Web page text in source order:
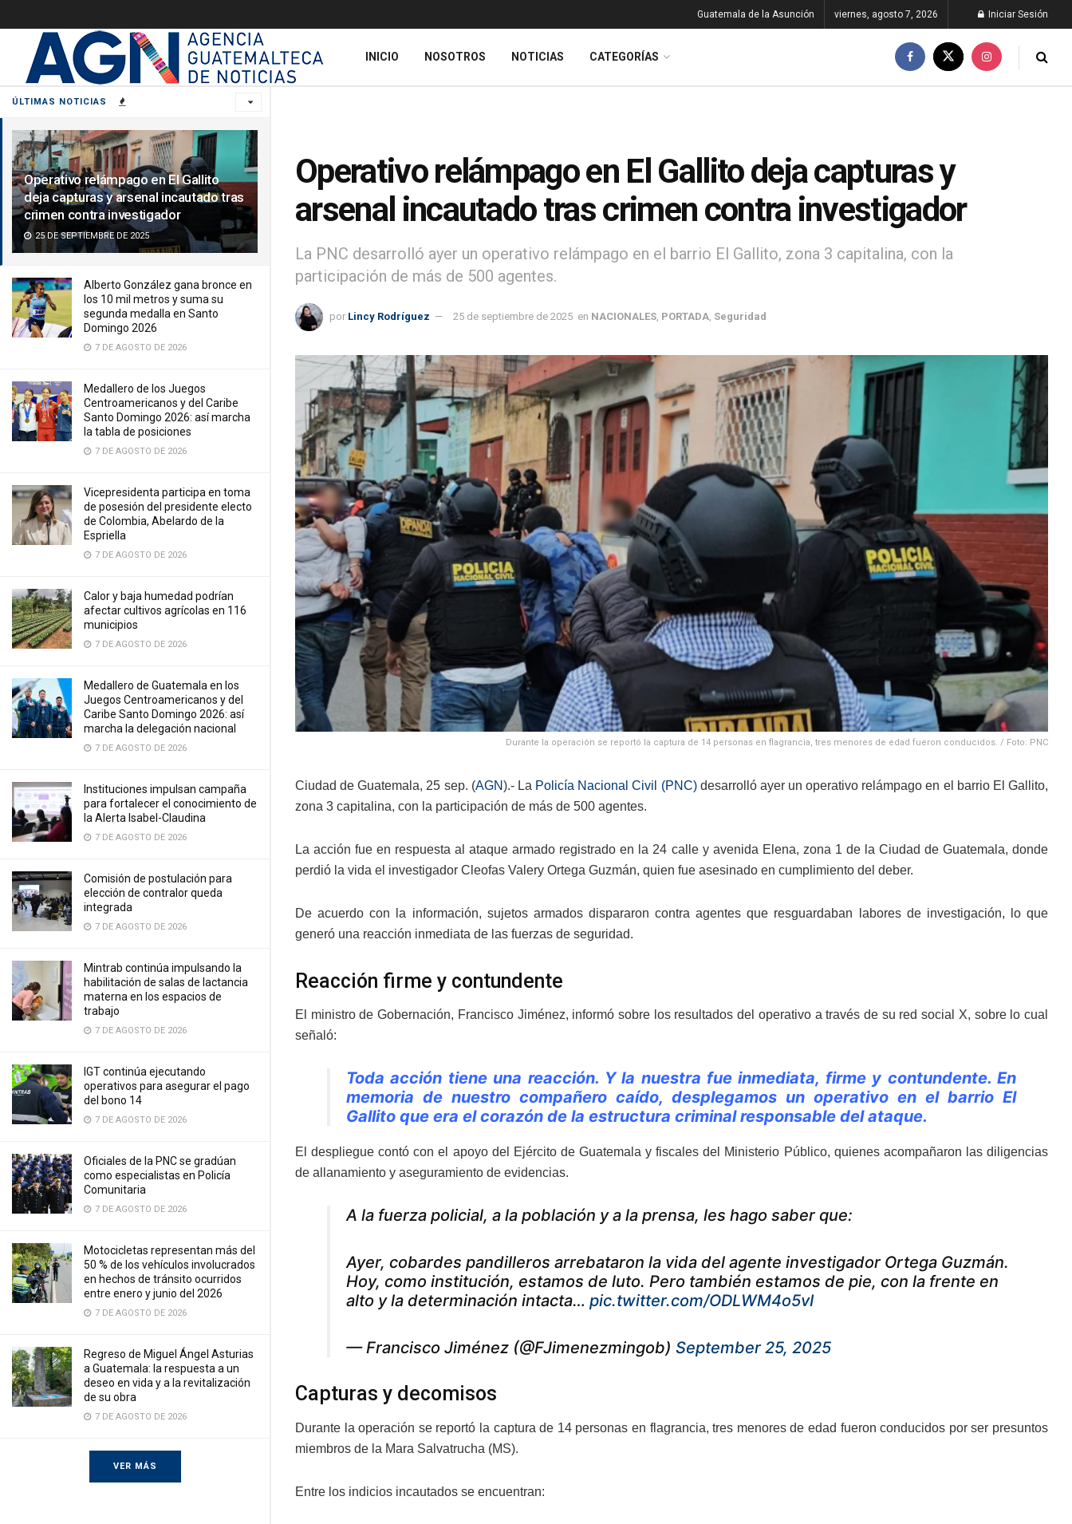
ÚLTIMAS NOTICIAS
Operativo relámpago en El Gallito
deja capturas y arsenal incautado tras
crimen contra investigador
25 DE SEPTIEMBRE DE 2025
Alberto González gana bronce en
los 10 mil metros y suma su
segunda medalla en Santo
Domingo 2026
7 DE AGOSTO DE 2026
Medallero de los Juegos
Centroamericanos y del Caribe
Santo Domingo 2026: así marcha
la tabla de posiciones
7 DE AGOSTO DE 2026
Vicepresidenta participa en toma
de posesión del presidente electo
de Colombia, Abelardo de la
Espriella
7 DE AGOSTO DE 2026
Calor y baja humedad podrían
afectar cultivos agrícolas en 116
municipios
7 DE AGOSTO DE 2026
Medallero de Guatemala en los
Juegos Centroamericanos y del
Caribe Santo Domingo 2026: así
marcha la delegación nacional
7 DE AGOSTO DE 2026
Instituciones impulsan campaña
para fortalecer el conocimiento de
la Alerta Isabel-Claudina
7 DE AGOSTO DE 2026
Comisión de postulación para
elección de contralor queda
integrada
7 DE AGOSTO DE 2026
Mintrab continúa impulsando la
habilitación de salas de lactancia
materna en los espacios de
trabajo
7 DE AGOSTO DE 2026
IGT continúa ejecutando
operativos para asegurar el pago
del bono 14
7 DE AGOSTO DE 2026
Oficiales de la PNC se gradúan
como especialistas en Policía
Comunitaria
7 DE AGOSTO DE 2026
Motocicletas representan más del
50 % de los vehículos involucrados
en hechos de tránsito ocurridos
entre enero y junio del 2026
7 DE AGOSTO DE 2026
Regreso de Miguel Ángel Asturias
a Guatemala: la respuesta a un
deseo en vida y a la revitalización
de su obra
7 DE AGOSTO DE 2026
VER MÁS
Guatemala de la Asunción viernes, agosto 7, 2026 Iniciar Sesión
INICIO NOSOTROS NOTICIAS CATEGORÍAS
Operativo relámpago en El Gallito deja capturas y
arsenal incautado tras crimen contra investigador
La PNC desarrolló ayer un operativo relámpago en el barrio El Gallito, zona 3 capitalina, con la
participación de más de 500 agentes.
por Lincy Rodríguez 25 de septiembre de 2025 en NACIONALES PORTADA Seguridad
Durante la operación se reportó la captura de 14 personas en flagrancia, tres menores de edad fueron conducidos. / Foto: PNC
Ciudad de Guatemala, 25 sep. (AGN).- La Policía Nacional Civil (PNC)desarrolló ayer un operativo relámpago en el barrio El Gallito,
zona 3 capitalina, con la participación de más de 500 agentes.
La acción fue en respuesta al ataque armado registrado en la 24 calle y avenida Elena, zona 1 de la Ciudad de Guatemala, donde
perdió la vida el investigador Cleofas Valery Ortega Guzmán, quien fue asesinado en cumplimiento del deber.
De acuerdo con la información, sujetos armados dispararon contra agentes que resguardaban labores de investigación, lo que
generó una reacción inmediata de las fuerzas de seguridad.
Reacción firme y contundente
El ministro de Gobernación, Francisco Jiménez, informó sobre los resultados del operativo a través de su red social X, sobre lo cual
señaló:
Toda acción tiene una reacción. Y la nuestra fue inmediata, firme y contundente. En
memoria de nuestro compañero caído, desplegamos un operativo en el barrio El
Gallito que era el corazón de la estructura criminal responsable del ataque.
El despliegue contó con el apoyo del Ejército de Guatemala y fiscales del Ministerio Público, quienes acompañaron las diligencias
de allanamiento y aseguramiento de evidencias.
A la fuerza policial, a la población y a la prensa, les hago saber que:
Ayer, cobardes pandilleros arrebataron la vida del agente investigador Ortega Guzmán.
Hoy, como institución, estamos de luto. Pero también estamos de pie, con la frente en
alto y la determinación intacta… pic.twitter.com/ODLWM4o5vI
— Francisco Jiménez (@FJimenezmingob) September 25, 2025
Capturas y decomisos
Durante la operación se reportó la captura de 14 personas en flagrancia, tres menores de edad fueron conducidos por ser presuntos
miembros de la Mara Salvatrucha (MS).
Entre los indicios incautados se encuentran: